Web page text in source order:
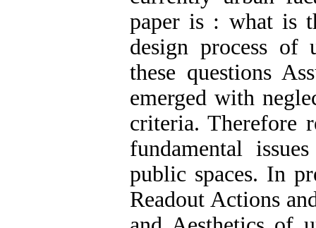
paper is : what is
design process of
these questions
emerged with
criteria. Therefore
fundamental
public spaces. In
Readout Actions